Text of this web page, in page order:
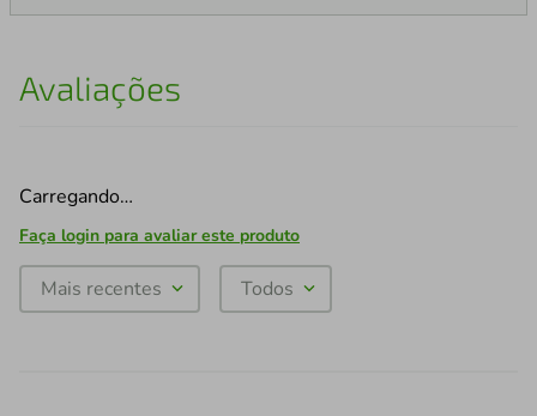
Avaliações
Carregando…
Faça login para avaliar este produto
Mais recentes Todos